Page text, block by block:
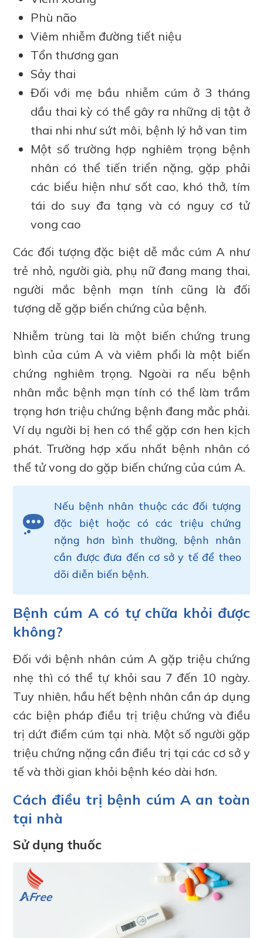
Phù não
Viêm nhiễm đường tiết niệu
Tổn thương gan
Sảy thai
Đối với mẹ bầu nhiễm cúm ở 3 tháng
dầu thai kỳ có thể gây ra những dị tật ở
thai nhi như sứt môi, bệnh lý hở van tim
Một số trường hợp nghiêm trọng bệnh
nhân có thể tiến triển nặng, gặp phải
các biểu hiện như sốt cao, khó thở, tím
tái do suy đa tạng và có nguy cơ tử
vong cao
Các đối tượng đặc biệt dễ mắc cúm A như
trẻ nhỏ, người già, phụ nữ đang mang thai,
người mắc bệnh mạn tính cũng là đối
tượng dễ gặp biến chứng của bệnh.
Nhiễm trùng tai là một biến chứng trung
bình của cúm A và viêm phổi là một biến
chứng nghiêm trọng. Ngoài ra nếu bệnh
nhân mắc bệnh mạn tính có thể làm trầm
trọng hơn triệu chứng bệnh đang mắc phải.
Ví dụ người bị hen có thể gặp cơn hen kịch
phát. Trường hợp xấu nhất bệnh nhân có
thể tử vong do gặp biến chứng của cúm A.
Nếu bệnh nhân thuộc các đối tượng
đặc biệt hoặc có các triệu chứng
nặng hơn bình thường, bệnh nhân
cần được đưa đến cơ sở y tế để theo
dõi diễn biến bệnh.
Bệnh cúm A có tự chữa khỏi được
không?
Đối với bệnh nhân cúm A gặp triệu chứng
nhẹ thì có thể tự khỏi sau 7 đến 10 ngày.
Tuy nhiên, hầu hết bệnh nhân cần áp dụng
các biện pháp điều trị triệu chứng và điều
trị dứt điểm cúm tại nhà. Một số người gặp
triệu chứng nặng cần điều trị tại các cơ sở y
tế và thời gian khỏi bệnh kéo dài hơn.
Cách điều trị bệnh cúm A an toàn
tại nhà
Sử dụng thuốc